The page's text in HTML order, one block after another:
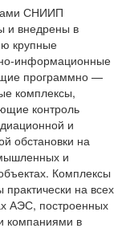
СНИИП
и внедрены в
крупные
информационные
программно —
комплексы,
контроль
и
обстановки на
и
Комплексы
практически на всех
АЭС, построенных
компаниями в